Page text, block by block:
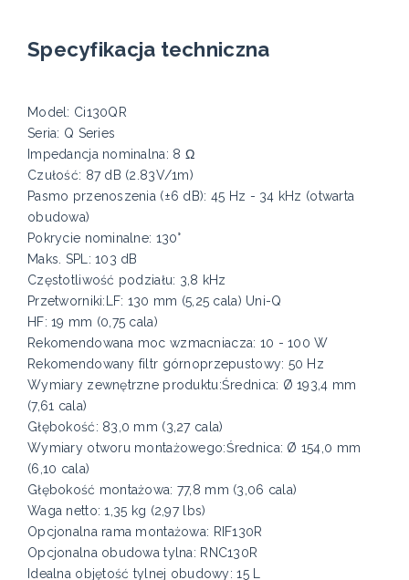
Specyfikacja techniczna
Model: Ci130QR
Seria: Q Series
Impedancja nominalna: 8 Ω
Czułość: 87 dB (2.83V/1m)
Pasmo przenoszenia (±6 dB): 45 Hz - 34 kHz (otwarta
obudowa)
Pokrycie nominalne: 130°
Maks. SPL: 103 dB
Częstotliwość podziału: 3,8 kHz
Przetworniki:LF: 130 mm (5,25 cala) Uni-Q
HF: 19 mm (0,75 cala)
Rekomendowana moc wzmacniacza: 10 - 100 W
Rekomendowany filtr górnoprzepustowy: 50 Hz
Wymiary zewnętrzne produktu:Średnica: Ø 193,4 mm
(7,61 cala)
Głębokość: 83,0 mm (3,27 cala)
Wymiary otworu montażowego:Średnica: Ø 154,0 mm
(6,10 cala)
Głębokość montażowa: 77,8 mm (3,06 cala)
Waga netto: 1,35 kg (2,97 lbs)
Opcjonalna rama montażowa: RIF130R
Opcjonalna obudowa tylna: RNC130R
Idealna objętość tylnej obudowy: 15 L